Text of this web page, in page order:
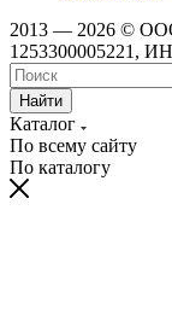
2013 — 2026 ©
1253300005221,
Найти
Каталог
По всему сайту
По каталогу